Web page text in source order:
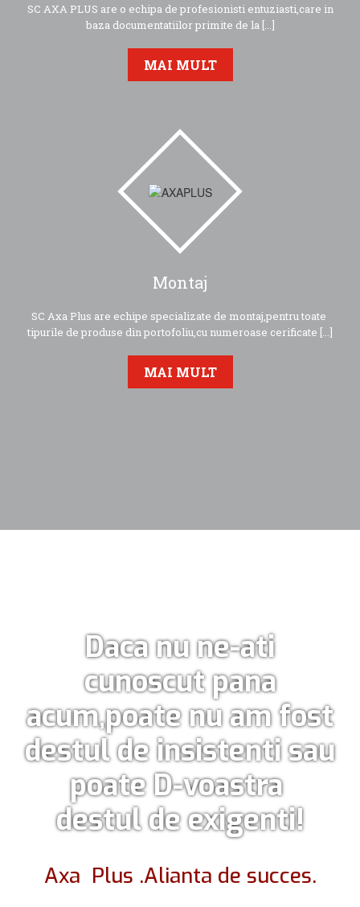
SC AXA PLUS are o echipa de profesionisti entuziasti,care in
baza documentatiilor primite de la [...]
MAI MULT
Montaj
SC Axa Plus are echipe specializate de montaj,pentru toate
tipurile de produse din portofoliu,cu numeroase cerificate [...]
MAI MULT
Daca nu ne-ati
cunoscut pana
acum,poate nu am fost
destul de insistenti sau
poate D-voastra
destul de exigenti!
Axa Plus .Alianta de succes.